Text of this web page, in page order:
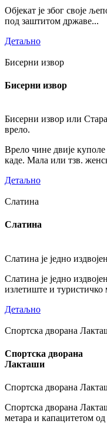
Објекат је због своје
под заштитом државе...
Детаљно
Бисерни извор
Бисерни извор
Бисерни извор или
врело.
Врело чине двије куполе
каде. Мала или тзв.
Детаљно
Слатина
Слатина
Слатина је једно
Слатина је једно
излетиште и туристичко
Детаљно
Спортска дворана
Спортска дворана
Лакташи
Спортска дворана
Спортска дворана
метара и капацитетом